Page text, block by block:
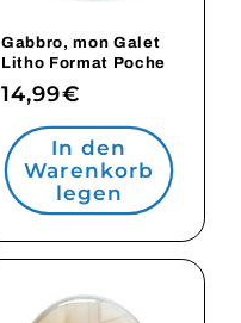
Gabbro, mon Galet
Litho Format Poche
Normaler
Preis
14,99€
In den
Warenkorb
legen